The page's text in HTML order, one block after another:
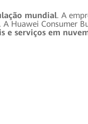
mundial. A
Huawei Consumer
e serviços em